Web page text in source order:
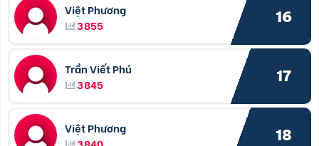
Việt Phương
3855
16
Trần Viết Phú
3845
17
Việt Phương
18